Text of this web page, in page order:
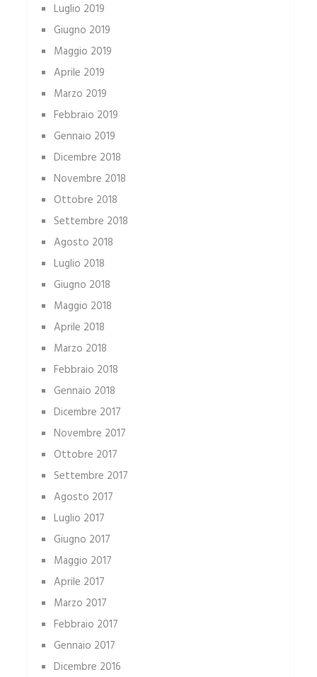
Luglio 2019
Giugno 2019
Maggio 2019
Aprile 2019
Marzo 2019
Febbraio 2019
Gennaio 2019
Dicembre 2018
Novembre 2018
Ottobre 2018
Settembre 2018
Agosto 2018
Luglio 2018
Giugno 2018
Maggio 2018
Aprile 2018
Marzo 2018
Febbraio 2018
Gennaio 2018
Dicembre 2017
Novembre 2017
Ottobre 2017
Settembre 2017
Agosto 2017
Luglio 2017
Giugno 2017
Maggio 2017
Aprile 2017
Marzo 2017
Febbraio 2017
Gennaio 2017
Dicembre 2016